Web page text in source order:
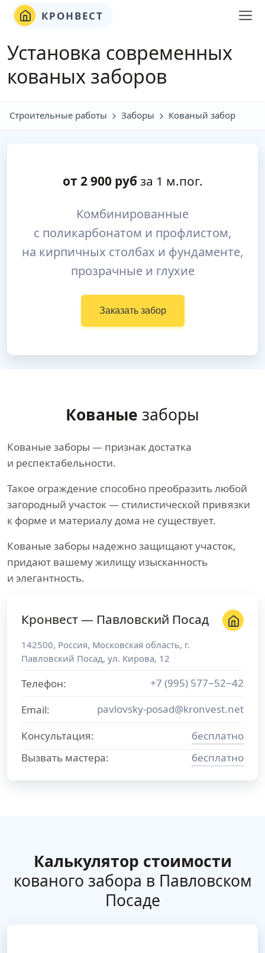
КРОНВЕСТ
Установка современных
кованых заборов
Строительные работы Заборы Кованый забор
от 2 900руб за 1 м.пог.
Комбинированные
с поликарбонатом и профлистом,
на кирпичных столбах и фундаменте,
прозрачные и глухие
Заказать забор
Кованые заборы
Кованые заборы — признак достатка
и респектабельности.
Такое ограждение способно преобразить любой
загородный участок — стилистической привязки
к форме и материалу дома не существует.
Кованые заборы надежно защищают участок,
придают вашему жилищу изысканность
и элегантность.
Кронвест — Павловский Посад
142500, Россия, Московская область, г.
Павловский Посад, ул. Кирова, 12
Телефон:
+7 (995) 577−52−42
Email:
pavlovsky-posad@kronvest.net
Консультация:
бесплатно
Вызвать мастера:
бесплатно
Калькулятор стоимости
кованого забора в Павловском
Посаде